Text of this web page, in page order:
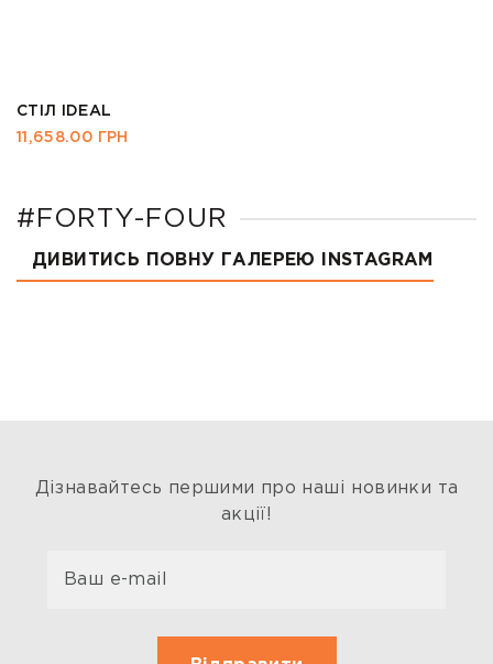
СТІЛ IDEAL
11,658.00 ГРН
#FORTY-FOUR
ДИВИТИСЬ ПОВНУ ГАЛЕРЕЮ INSTAGRAM
Дізнавайтесь першими про наші новинки та
акції!